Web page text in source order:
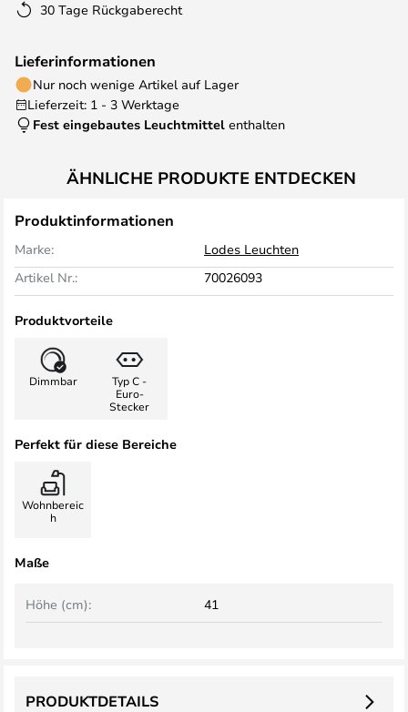
30 Tage Rückgaberecht
Lieferinformationen
Nur noch wenige Artikel auf Lager
Lieferzeit: 1 - 3 Werktage
Fest eingebautes Leuchtmittel enthalten
ÄHNLICHE PRODUKTE ENTDECKEN
Produktinformationen
Marke:
Lodes Leuchten
Artikel Nr.:
70026093
Produktvorteile
Dimmbar
Typ C -
Euro-
Stecker
Perfekt für diese Bereiche
Wohnbereic
h
Maße
Höhe (cm): 41
PRODUKTDETAILS